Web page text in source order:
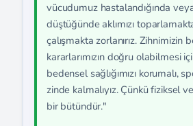
vücudumuz hastalandığında
düştüğünde aklımızı
çalışmakta zorlanırız. Zihnimizin
kararlarımızın doğru olabilmesi
bedensel sağlığımızı korumalı,
zinde kalmalıyız. Çünkü fiziksel
bir bütündür."